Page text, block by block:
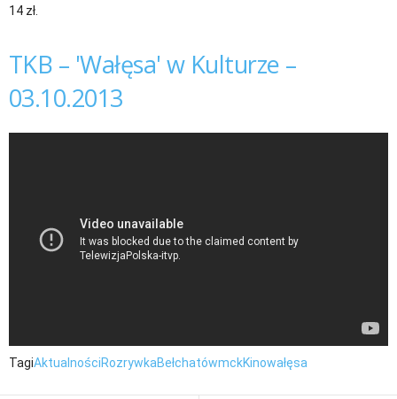
14 zł.
TKB – 'Wałęsa' w Kulturze –
03.10.2013
TagiAktualnościRozrywkaBełchatówmckKinowałęsa